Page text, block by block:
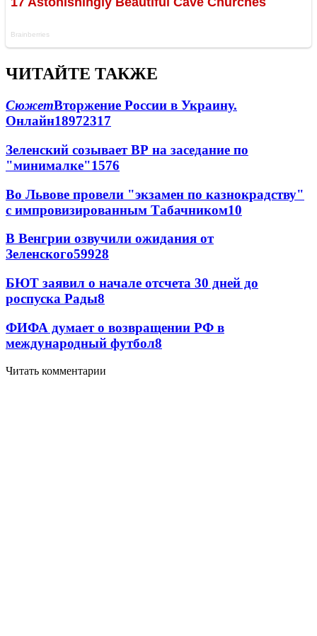
ЧИТАЙТЕ ТАКЖЕ
СюжетВторжение России в Украину.
Онлайн18972317
Зеленский созывает ВР на заседание по
"минималке"1576
Во Львове провели "экзамен по казнокрадству"
с импровизированным Табачником10
В Венгрии озвучили ожидания от
Зеленского59928
БЮТ заявил о начале отсчета 30 дней до
роспуска Рады8
ФИФА думает о возвращении РФ в
международный футбол8
Читать комментарии